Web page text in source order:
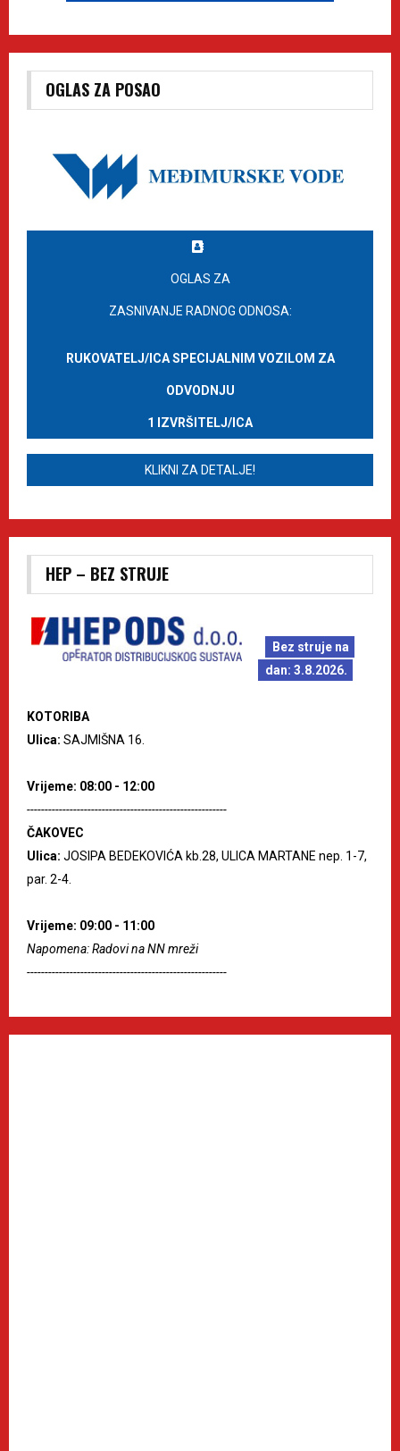
OGLAS ZA POSAO
OGLAS ZA
ZASNIVANJE RADNOG ODNOSA:
RUKOVATELJ/ICA SPECIJALNIM VOZILOM ZA
ODVODNJU
1 IZVRŠITELJ/ICA
KLIKNI ZA DETALJE!
HEP – BEZ STRUJE
Bez struje na
dan: 3.8.2026.
KOTORIBA
Ulica: SAJMIŠNA 16.
Vrijeme: 08:00 - 12:00
--------------------------------------------------------
ČAKOVEC
Ulica: JOSIPA BEDEKOVIĆA kb.28, ULICA MARTANE nep. 1-7,
par. 2-4.
Vrijeme: 09:00 - 11:00
Napomena: Radovi na NN mreži
--------------------------------------------------------